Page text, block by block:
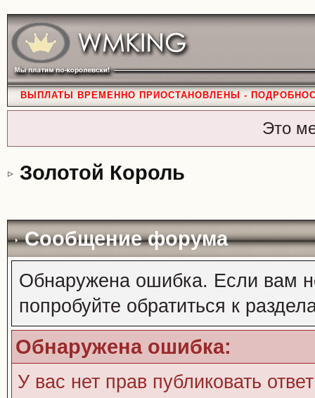
ВЫПЛАТЫ ВРЕМЕННО ПРИОСТАНОВЛЕНЫ -
Это
Золотой Король
Сообщение форума
Обнаружена ошибка. Если вам
попробуйте обратиться к
Обнаружена ошибка:
У вас нет прав публиковать